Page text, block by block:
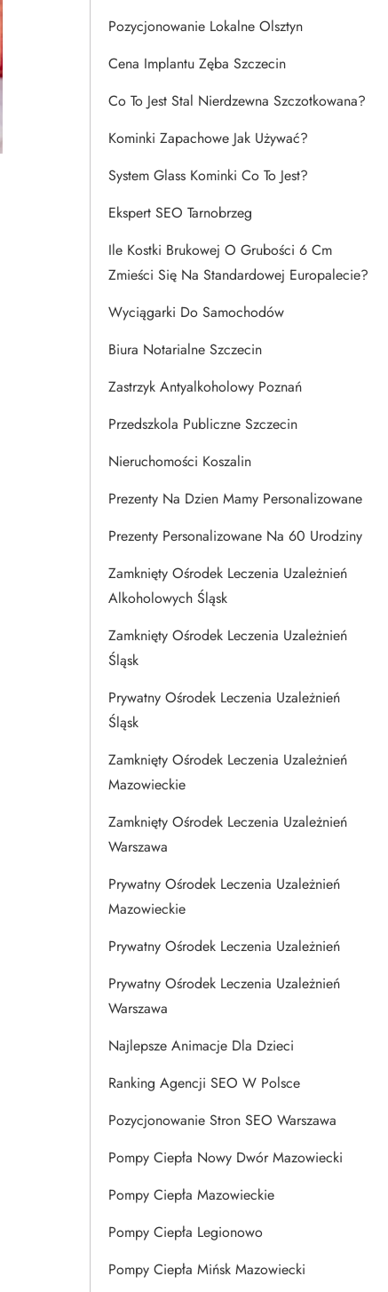
Pozycjonowanie Lokalne Olsztyn
Cena Implantu Zęba Szczecin
Co To Jest Stal Nierdzewna Szczotkowana?
Kominki Zapachowe Jak Używać?
System Glass Kominki Co To Jest?
Ekspert SEO Tarnobrzeg
Ile Kostki Brukowej O Grubości 6 Cm
Zmieści Się Na Standardowej Europalecie?
Wyciągarki Do Samochodów
Biura Notarialne Szczecin
Zastrzyk Antyalkoholowy Poznań
Przedszkola Publiczne Szczecin
Nieruchomości Koszalin
Prezenty Na Dzien Mamy Personalizowane
Prezenty Personalizowane Na 60 Urodziny
Zamknięty Ośrodek Leczenia Uzależnień
Alkoholowych Śląsk
Zamknięty Ośrodek Leczenia Uzależnień
Śląsk
Prywatny Ośrodek Leczenia Uzależnień
Śląsk
Zamknięty Ośrodek Leczenia Uzależnień
Mazowieckie
Zamknięty Ośrodek Leczenia Uzależnień
Warszawa
Prywatny Ośrodek Leczenia Uzależnień
Mazowieckie
Prywatny Ośrodek Leczenia Uzależnień
Prywatny Ośrodek Leczenia Uzależnień
Warszawa
Najlepsze Animacje Dla Dzieci
Ranking Agencji SEO W Polsce
Pozycjonowanie Stron SEO Warszawa
Pompy Ciepła Nowy Dwór Mazowiecki
Pompy Ciepła Mazowieckie
Pompy Ciepła Legionowo
Pompy Ciepła Mińsk Mazowiecki